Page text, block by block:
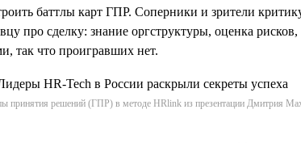
баттлы карт ГПР. Соперники и зрители
про сделку: знание оргструктуры, оценка
так что проигравших нет.
принятия решений (ГПР) в методе HRlink из презентации Дмитрия